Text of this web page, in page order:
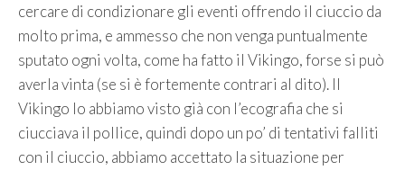
cercare di condizionare gli eventi offrendo il ciuccio da
molto prima, e ammesso che non venga puntualmente
sputato ogni volta, come ha fatto il Vikingo, forse si può
averla vinta (se si è fortemente contrari al dito). Il
Vikingo lo abbiamo visto già con l’ecografia che si
ciucciava il pollice, quindi dopo un po’ di tentativi falliti
con il ciuccio, abbiamo accettato la situazione per